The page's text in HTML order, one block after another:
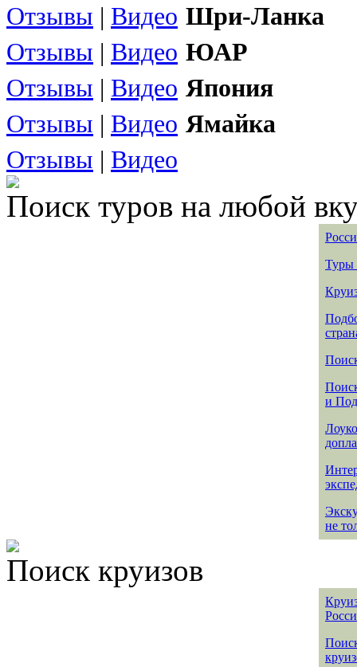
Отзывы | Видео Шри-Ланка
Отзывы | Видео ЮАР
Отзывы | Видео Япония
Отзывы | Видео Ямайка
Отзывы | Видео
Поиск туров на любой
Туры
и
не
Поиск круизов